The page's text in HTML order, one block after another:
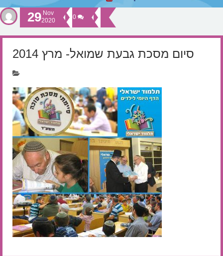
29 Nov
2020
0
סיום מסכת גבעת שמואל- מרץ 2014